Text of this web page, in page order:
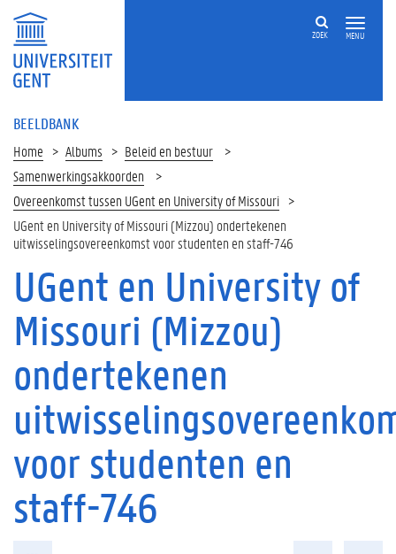
MENU
ZOEK
BEELDBANK
Home Albums
Beleid en bestuur
Samenwerkingsakkoorden
Overeenkomst tussen UGent en University of Missouri
UGent en University of Missouri (Mizzou) ondertekenen
uitwisselingsovereenkomst voor studenten en staff-746
UGent en University of
Missouri (Mizzou)
ondertekenen
voor studenten en
staff-746